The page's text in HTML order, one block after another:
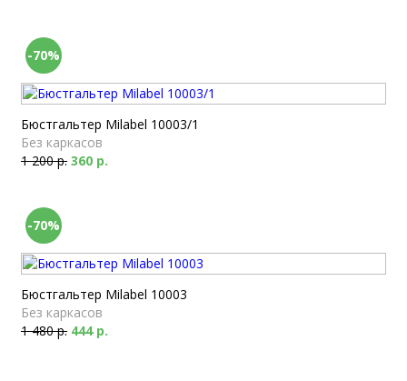
-70%
Бюстгальтер Milabel 10003/1
Без каркасов
1 200 р. 360 р.
-70%
Бюстгальтер Milabel 10003
Без каркасов
1 480 р. 444 р.